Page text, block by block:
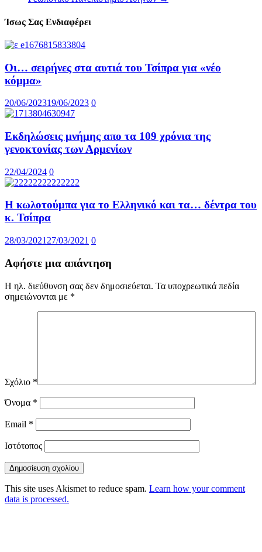
Ίσως Σας Ενδιαφέρει
Οι… σειρήνες στα αυτιά του Τσίπρα για «νέο
κόμμα»
20/06/202319/06/2023 0
Εκδηλώσεις μνήμης απο τα 109 χρόνια της
γενοκτονίας των Αρμενίων
22/04/2024 0
Η κωλοτούμπα για το Ελληνικό και τα… δέντρα του
κ. Τσίπρα
28/03/2021 27/03/2021 0
Αφήστε μια απάντηση
Η ηλ. διεύθυνση σας δεν δημοσιεύεται. Τα υποχρεωτικά πεδία
σημειώνονται με *
Σχόλιο *
Όνομα *
Email *
Ιστότοπος
This site uses Akismet to reduce spam. Learn how your comment
data is processed.